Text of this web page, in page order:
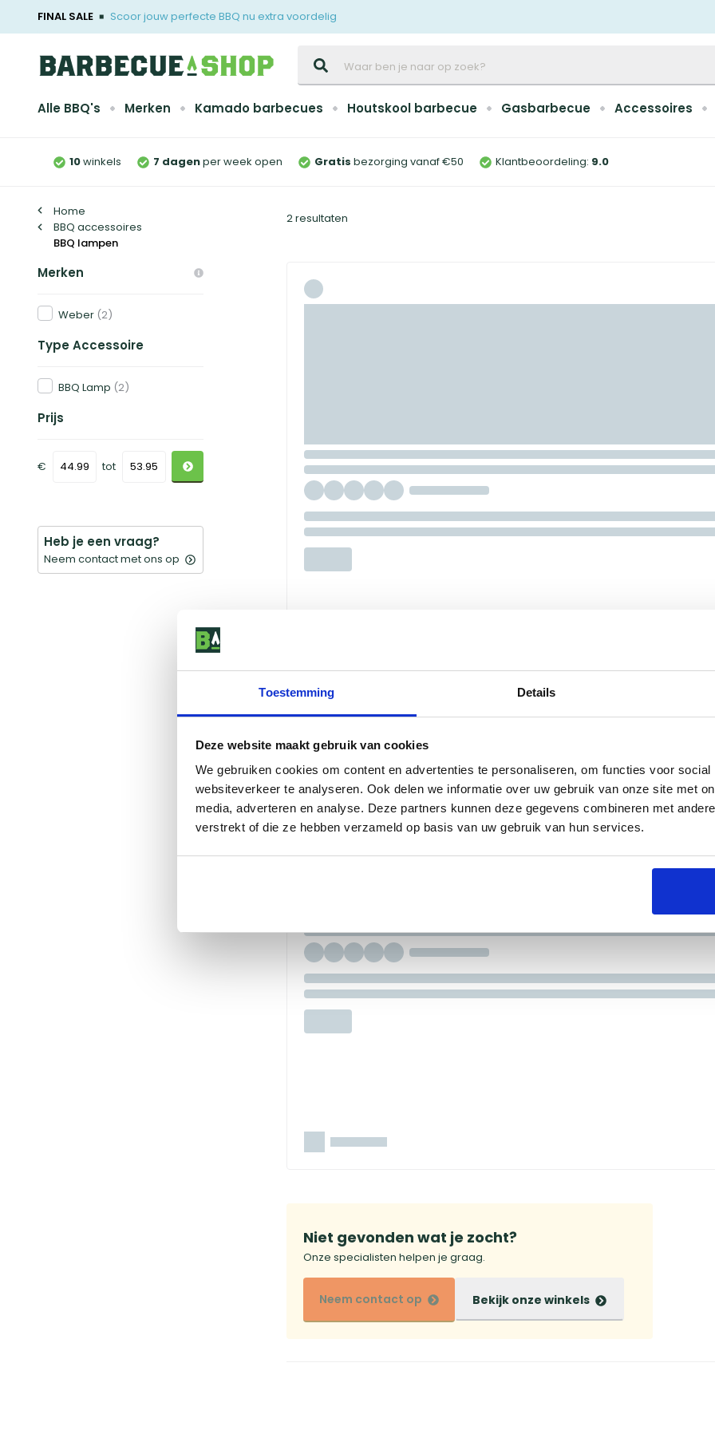
Toestemming Details
Deze website maakt gebruik van cookies
We gebruiken cookies om content en advertenties te personaliseren, om functies voor
websiteverkeer te analyseren. Ook delen we informatie over uw gebruik van onze site met
media, adverteren en analyse. Deze partners kunnen deze gegevens combineren met
verstrekt of die ze hebben verzameld op basis van uw gebruik van hun services.
FINAL SALE Scoor jouw perfecte BBQ nu extra voordelig
Alle BBQ's Merken Kamado barbecues Houtskool barbecue Gasbarbecue Accessoires
10winkels 7 dagenper week open Gratis bezorging vanaf €50 Klantbeoordeling: 9.0
Home
BBQ accessoires
BBQ lampen
Merken
Weber (2)
Type Accessoire
BBQ Lamp (2)
Prijs
€ tot
Heb je een vraag?
Neem contact met ons op
2 resultaten
Niet gevonden wat je zocht?
Onze specialisten helpen je graag.
Neem contact op Bekijk onze winkels